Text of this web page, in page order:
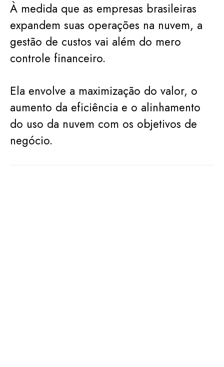
À medida que as empresas brasileiras
expandem suas operações na nuvem, a
gestão de custos vai além do mero
controle financeiro.
Ela envolve a maximização do valor, o
aumento da eficiência e o alinhamento
do uso da nuvem com os objetivos de
negócio.